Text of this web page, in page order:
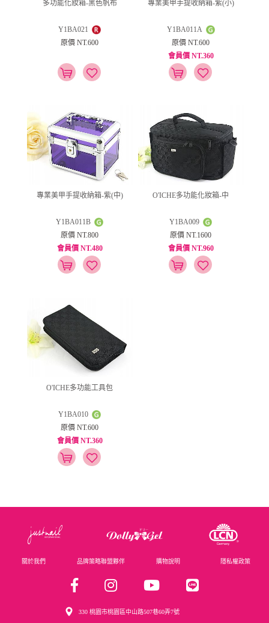
多功能化妝箱-黑色帆布
Y1BA021
原價 NT.600
專業美甲手提收納箱-紫(小)
Y1BA011A
原價 NT.600
會員價 NT.360
專業美甲手提收納箱-紫(中)
Y1BA011B
原價 NT.800
會員價 NT.480
O'ICHE多功能化妝箱-中
Y1BA009
原價 NT.1600
會員價 NT.960
O'ICHE多功能工具包
Y1BA010
原價 NT.600
會員價 NT.360
關於我們 品牌策略聯盟夥伴 購物說明 隱私權政策
330 桃園市桃園區中山路507巷60弄7號